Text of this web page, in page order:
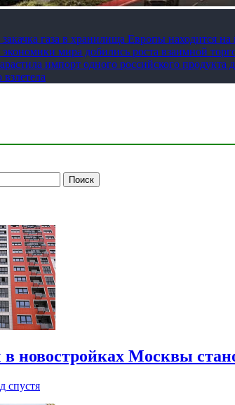
газа в хранилища Европы находится
мира добились роста взаимной
импорт одного российского продукта
новостройках Москвы
спустя